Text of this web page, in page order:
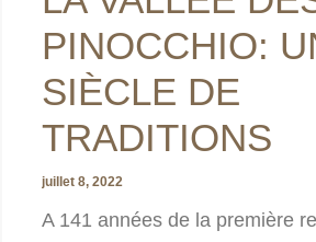
PINOCCHIO:
SIÈCLE DE
TRADITIONS
juillet 8, 2022
A 141 années de la première